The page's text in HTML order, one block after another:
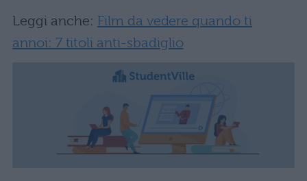
Leggi anche: Film da vedere quando ti
annoi: 7 titoli anti-sbadiglio